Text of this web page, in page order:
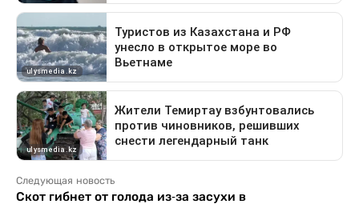
Следующая новость
Скот гибнет от голода из-за засухи в